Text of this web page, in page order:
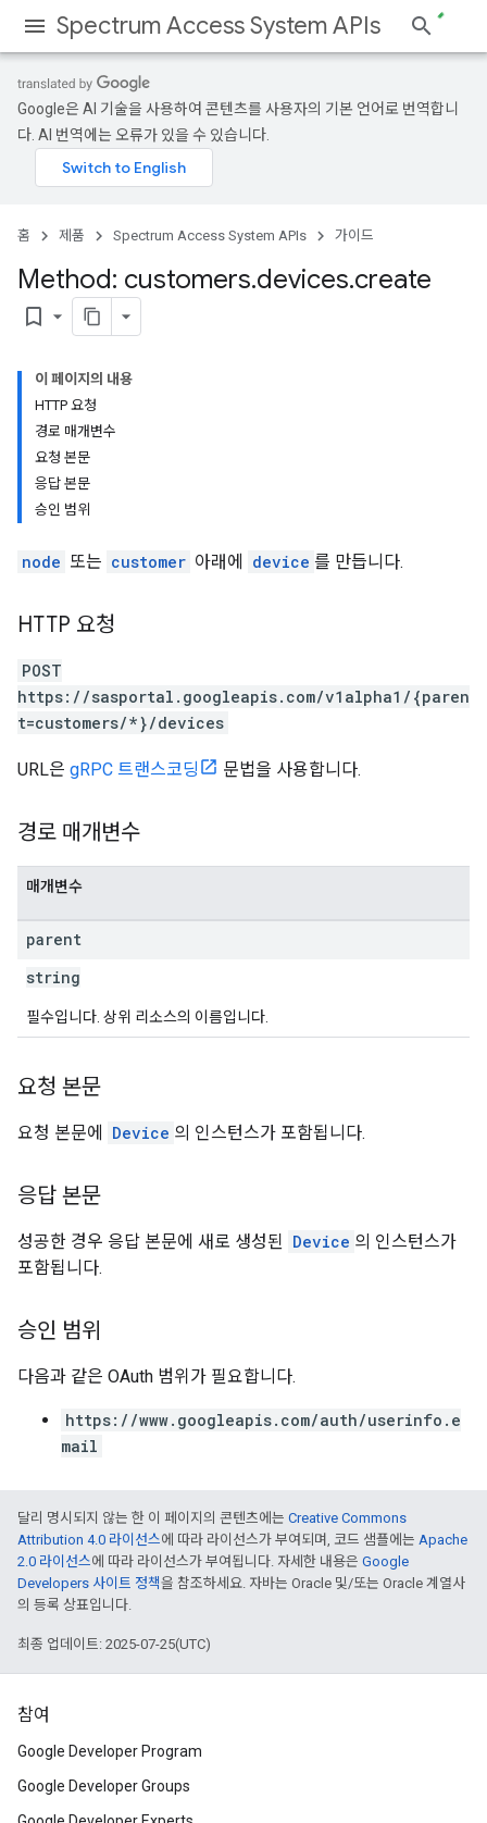
Spectrum Access System APIs
Google은 AI 기술을 사용하여 콘텐츠를 사용자의 기본 언어로 번역합니
다. AI 번역에는 오류가 있을 수 있습니다.
홈 제품 Spectrum Access System APIs 가이드
Method: customers.devices.create
bookmark_border
이 페이지의 내용
HTTP 요청
경로 매개변수
요청 본문
응답 본문
승인 범위
node 또는 customer 아래에 device 를 만듭니다.
HTTP 요청
POST
https://sasportal.googleapis.com/v1alpha1/{paren
t=customers/*}/devices
URL은 gRPC 트랜스코딩 문법을 사용합니다.
경로 매개변수
매개변수
parent
string
필수입니다. 상위 리소스의 이름입니다.
요청 본문
요청 본문에 Device 의 인스턴스가 포함됩니다.
응답 본문
성공한 경우 응답 본문에 새로 생성된 Device 의 인스턴스가
포함됩니다.
승인 범위
다음과 같은 OAuth 범위가 필요합니다.
https://www.googleapis.com/auth/userinfo.e
mail
달리 명시되지 않는 한 이 페이지의 콘텐츠에는 Creative Commons
Attribution 4.0 라이선스에 따라 라이선스가 부여되며, 코드 샘플에는 Apache
2.0 라이선스에 따라 라이선스가 부여됩니다. 자세한 내용은 Google
Developers 사이트 정책을 참조하세요. 자바는 Oracle 및/또는 Oracle 계열사
의 등록 상표입니다.
최종 업데이트: 2025-07-25(UTC)
참여
Google Developer Program
Google Developer Groups